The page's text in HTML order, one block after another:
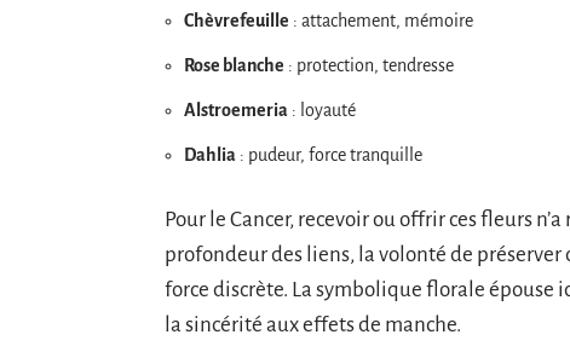
Chèvrefeuille : attachement, mémoire
Rose blanche : protection, tendresse
Alstroemeria : loyauté
Dahlia : pudeur, force tranquille
Pour le Cancer, recevoir ou offrir ces fleurs
profondeur des liens, la volonté de préserver
force discrète. La symbolique florale épouse
la sincérité aux effets de manche.